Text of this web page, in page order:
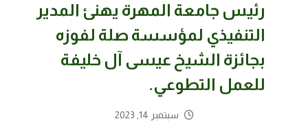
رئيس جامعة المهرة يهنئ المدير
التنفيذي لمؤسسة صلة لفوزه
بجائزة الشيخ عيسى آل خليفة
للعمل التطوعي.
سبتمبر 14, 2023